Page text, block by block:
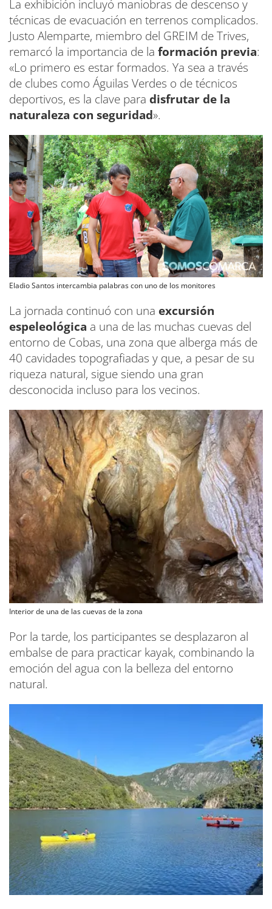
La exhibición incluyó maniobras de descenso y
técnicas de evacuación en terrenos complicados.
Justo Alemparte, miembro del GREIM de Trives,
remarcó la importancia de la formación previa:
«Lo primero es estar formados. Ya sea a través
de clubes como Águilas Verdes o de técnicos
deportivos, es la clave para disfrutar de la
naturaleza con seguridad».
Eladio Santos intercambia palabras con uno de los monitores
La jornada continuó con una excursión
espeleológica a una de las muchas cuevas del
entorno de Cobas, una zona que alberga más de
40 cavidades topografiadas y que, a pesar de su
riqueza natural, sigue siendo una gran
desconocida incluso para los vecinos.
Interior de una de las cuevas de la zona
Por la tarde, los participantes se desplazaron al
embalse de para practicar kayak, combinando la
emoción del agua con la belleza del entorno
natural.